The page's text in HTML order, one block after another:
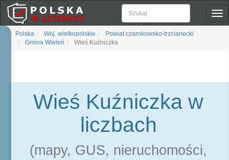
Polska Woj. wielkopolskie
Powiat czarnkowsko-trzcianecki
Gmina Wieleń
Wieś Kuźniczka
Wieś Kuźniczka w
liczbach
(mapy, GUS, nieruchomości,